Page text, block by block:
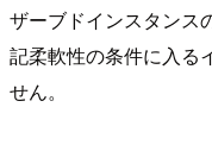
ザーブドインスタンス
記柔軟性の条件に入る
せん。